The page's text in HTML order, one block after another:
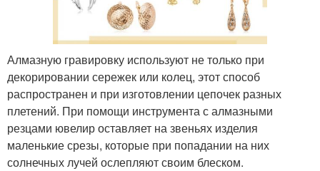
Алмазную гравировку используют не только при
декорировании сережек или колец, этот способ
распространен и при изготовлении цепочек разных
плетений. При помощи инструмента с алмазными
резцами ювелир оставляет на звеньях изделия
маленькие срезы, которые при попадании на них
солнечных лучей ослепляют своим блеском.